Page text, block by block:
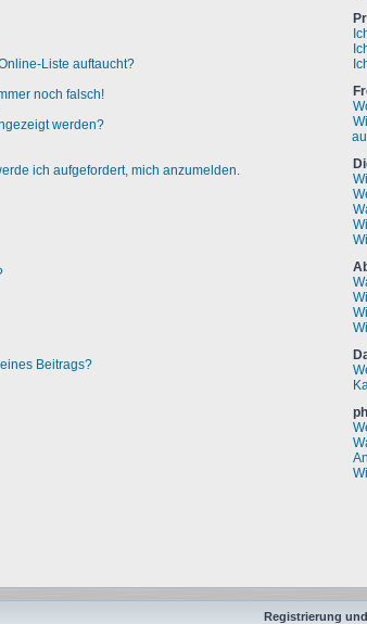
Liste auftaucht?
noch falsch!
werden?
ich aufgefordert, mich anzumelden.
Beitrags?
Registrierung